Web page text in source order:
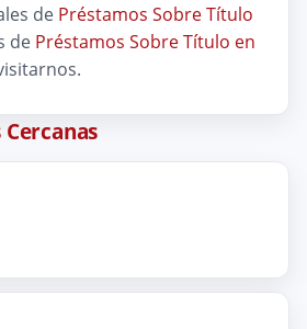
de Préstamos Sobre Título
de Préstamos Sobre Título en